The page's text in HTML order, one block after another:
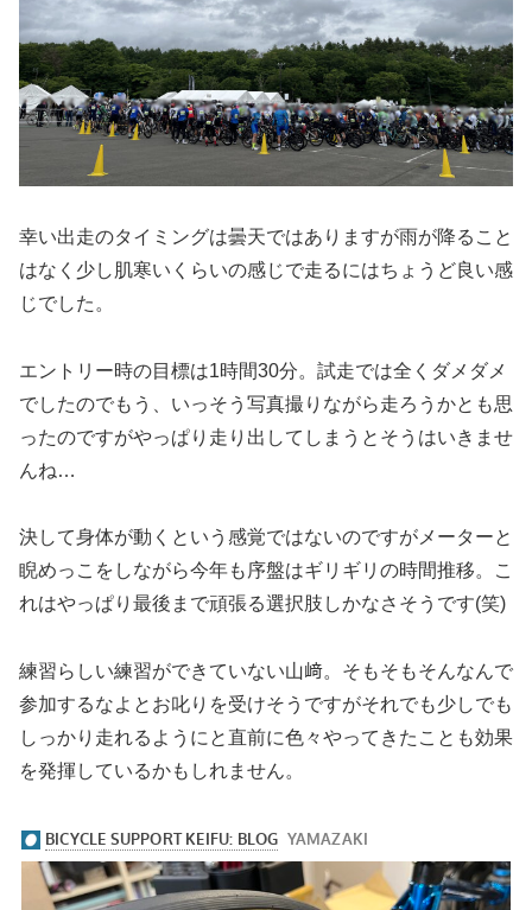
幸い出走のタイミングは曇天ではありますが雨が降ること
はなく少し肌寒いくらいの感じで走るにはちょうど良い感
じでした。
エントリー時の目標は1時間30分。試走では全くダメダメ
でしたのでもう、いっそう写真撮りながら走ろうかとも思
ったのですがやっぱり走り出してしまうとそうはいきませ
んね…
決して身体が動くという感覚ではないのですがメーターと
睨めっこをしながら今年も序盤はギリギリの時間推移。こ
れはやっぱり最後まで頑張る選択肢しかなさそうです(笑)
練習らしい練習ができていない山﨑。そもそもそんなんで
参加するなよとお叱りを受けそうですがそれでも少しでも
しっかり走れるようにと直前に色々やってきたことも効果
を発揮しているかもしれません。